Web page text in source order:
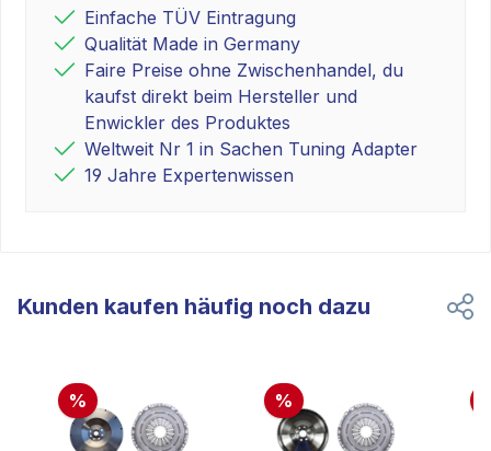
Einfache TÜV Eintragung
Qualität Made in Germany
Faire Preise ohne Zwischenhandel, du
kaufst direkt beim Hersteller und
Enwickler des Produktes
Weltweit Nr 1 in Sachen Tuning Adapter
19 Jahre Expertenwissen
Kunden kaufen häufig noch dazu
% %